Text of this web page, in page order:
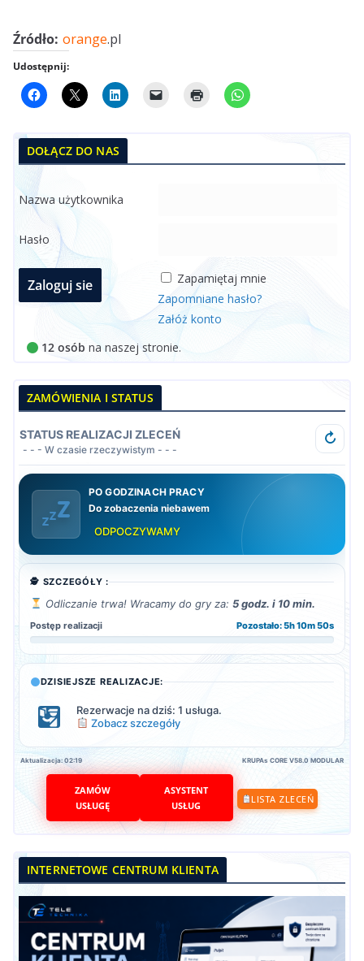
Źródło: orange.pl
Udostępnij:
DOŁĄCZ DO NAS
Nazwa użytkownika
Hasło
Zapamiętaj mnie
Zapomniane hasło?
Załóż konto
12 osób na naszej stronie.
ZAMÓWIENIA I STATUS
STATUS REALIZACJI ZLECEŃ
- - - W czasie rzeczywistym - - -
↻
PO GODZINACH PRACY
Do zobaczenia niebawem
ODPOCZYWAMY
🕵️ SZCZEGÓŁY :
Odliczanie trwa! Wracamy do gry za: 5 godz. i 10 min.
Postęp realizacji Pozostało: 5h 10m 49s
DZISIEJSZE REALIZACJE:
Rezerwacje na dziś: 1 usługa.
Zobacz szczegóły
Aktualizacja: 02:19 KRUPAs CORE V58.0 MODULAR
ZAMÓW
USŁUGĘ
ASYSTENT
USŁUG
LISTA ZLECEŃ
INTERNETOWE CENTRUM KLIENTA